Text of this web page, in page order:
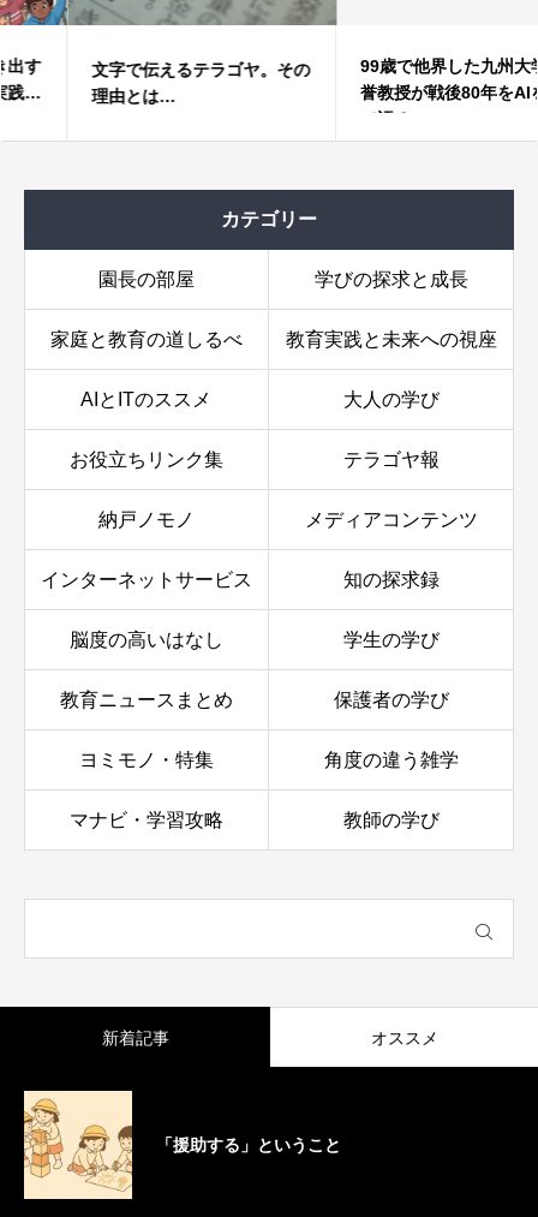
文字で伝えるテラゴヤ。その
理由とは…
99歳で他界した九州大学の名
誉教授が戦後80年をAIを通じ
カテゴリー
園長の部屋 学びの探求と成長
家庭と教育の道しるべ 教育実践と未来への視座
AIとITのススメ 大人の学び
お役立ちリンク集 テラゴヤ報
納戸ノモノ メディアコンテンツ
インターネットサービス 知の探求録
脳度の高いはなし 学生の学び
教育ニュースまとめ 保護者の学び
ヨミモノ・特集 角度の違う雑学
マナビ・学習攻略 教師の学び
新着記事 オススメ
「援助する」ということ